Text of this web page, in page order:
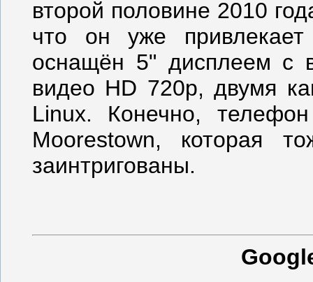
второй половине 2010
что он уже
оснащён 5" дисплеем с
видео HD 720p, двумя
Linux. Конечно,
Moorestown, которая
заинтригованы.